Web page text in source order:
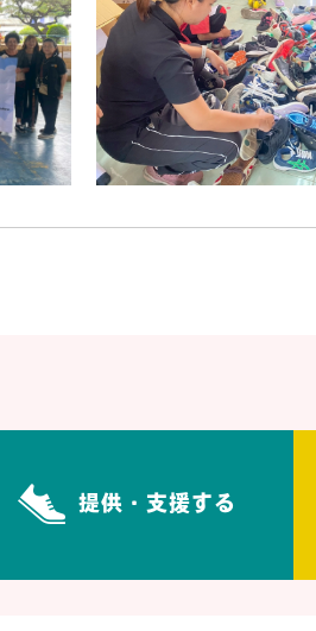
提供・支援する